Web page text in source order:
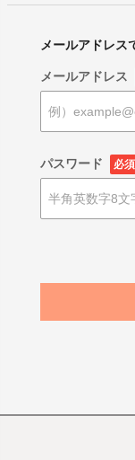
メールアドレス
メールアドレス
パスワード 必須